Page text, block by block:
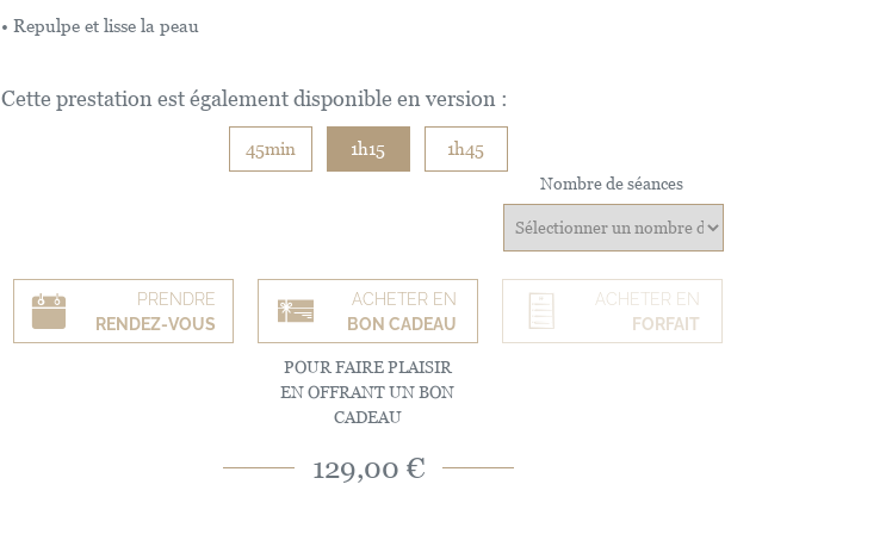
• Repulpe et lisse la peau
Cette prestation est également disponible en version :
45min 1h15 1h45
PRENDRE
RENDEZ-VOUS
ACHETER EN
BON CADEAU
POUR FAIRE PLAISIR
EN OFFRANT UN BON
CADEAU
Nombre de séances
ACHETER EN
FORFAIT
129,00 €